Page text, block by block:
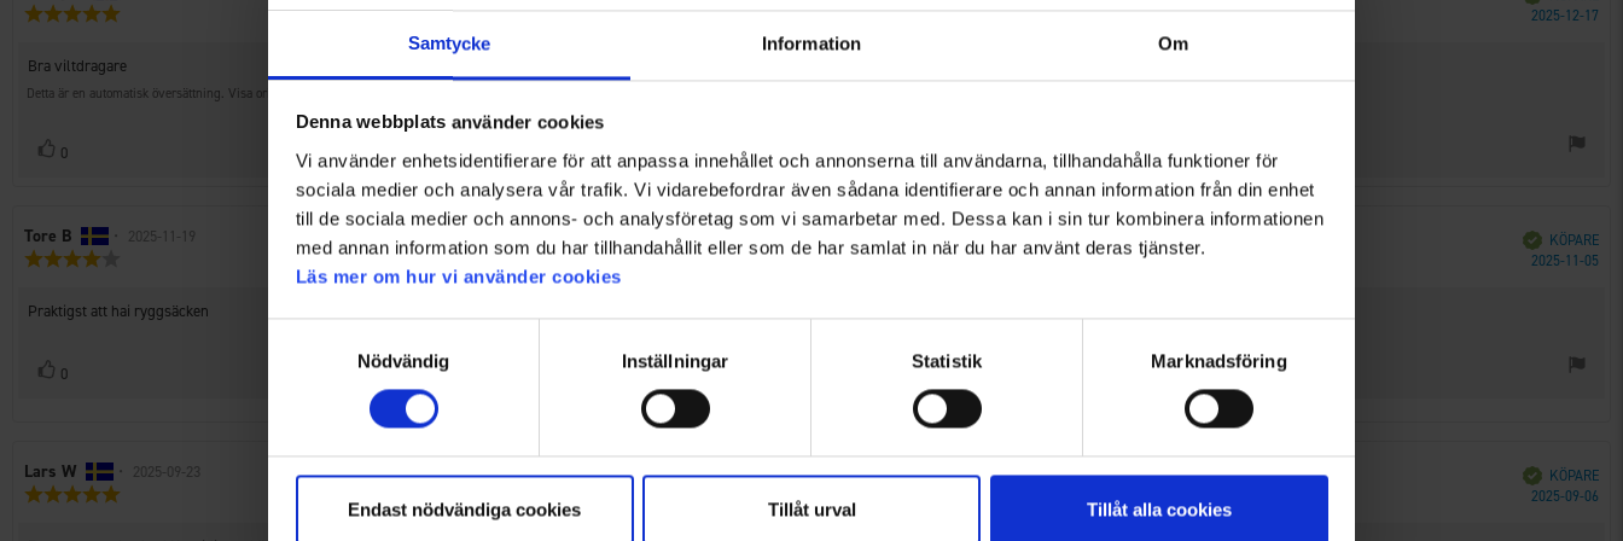
Samtycke Information Om
Denna webbplats använder cookies
Vi använder enhetsidentifierare för att anpassa innehållet och annonserna till användarna, tillhandahålla funktioner för
sociala medier och analysera vår trafik. Vi vidarebefordrar även sådana identifierare och annan information från din enhet
till de sociala medier och annons- och analysföretag som vi samarbetar med. Dessa kan i sin tur kombinera informationen
med annan information som du har tillhandahållit eller som de har samlat in när du har använt deras tjänster.
Läs mer om hur vi använder cookies
Nödvändig
Inställningar Statistik Marknadsföring
Endast nödvändiga cookies Tillåt urval Tillåt alla cookies
5
stjärnor
2025-12-17
Recensionstext:
Bra viltdragare
Detta är en automatisk översättning. Visa originalet.
Rösta
0
Recensionsförfattare:
Tore B • Recensionsdatum:
2025-11-19
5
Bekräftad
KÖPARE
2025-11-05
Recensionstext:
Praktigst att hai ryggsäcken
Rösta
0
Recensionsförfattare:
Lars W • Recensionsdatum:
2025-09-23 Bekräftad
KÖPARE
2025-09-06